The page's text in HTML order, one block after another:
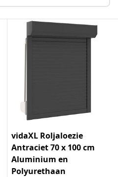
vidaXL Roljaloezie
Antraciet 70 x 100 cm
Aluminium en
Polyurethaan